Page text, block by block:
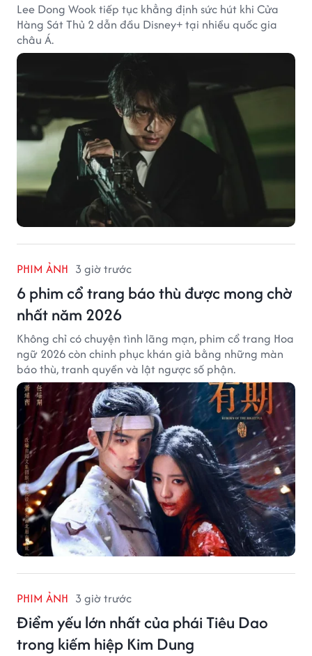
Lee Dong Wook tiếp tục khẳng định sức hút khi Cửa
Hàng Sát Thủ 2 dẫn đầu Disney+ tại nhiều quốc gia
châu Á.
PHIM ẢNH 3 giờ trước
6 phim cổ trang báo thù được mong chờ
nhất năm 2026
Không chỉ có chuyện tình lãng mạn, phim cổ trang Hoa
ngữ 2026 còn chinh phục khán giả bằng những màn
báo thù, tranh quyền và lật ngược số phận.
PHIM ẢNH 3 giờ trước
Điểm yếu lớn nhất của phái Tiêu Dao
trong kiếm hiệp Kim Dung